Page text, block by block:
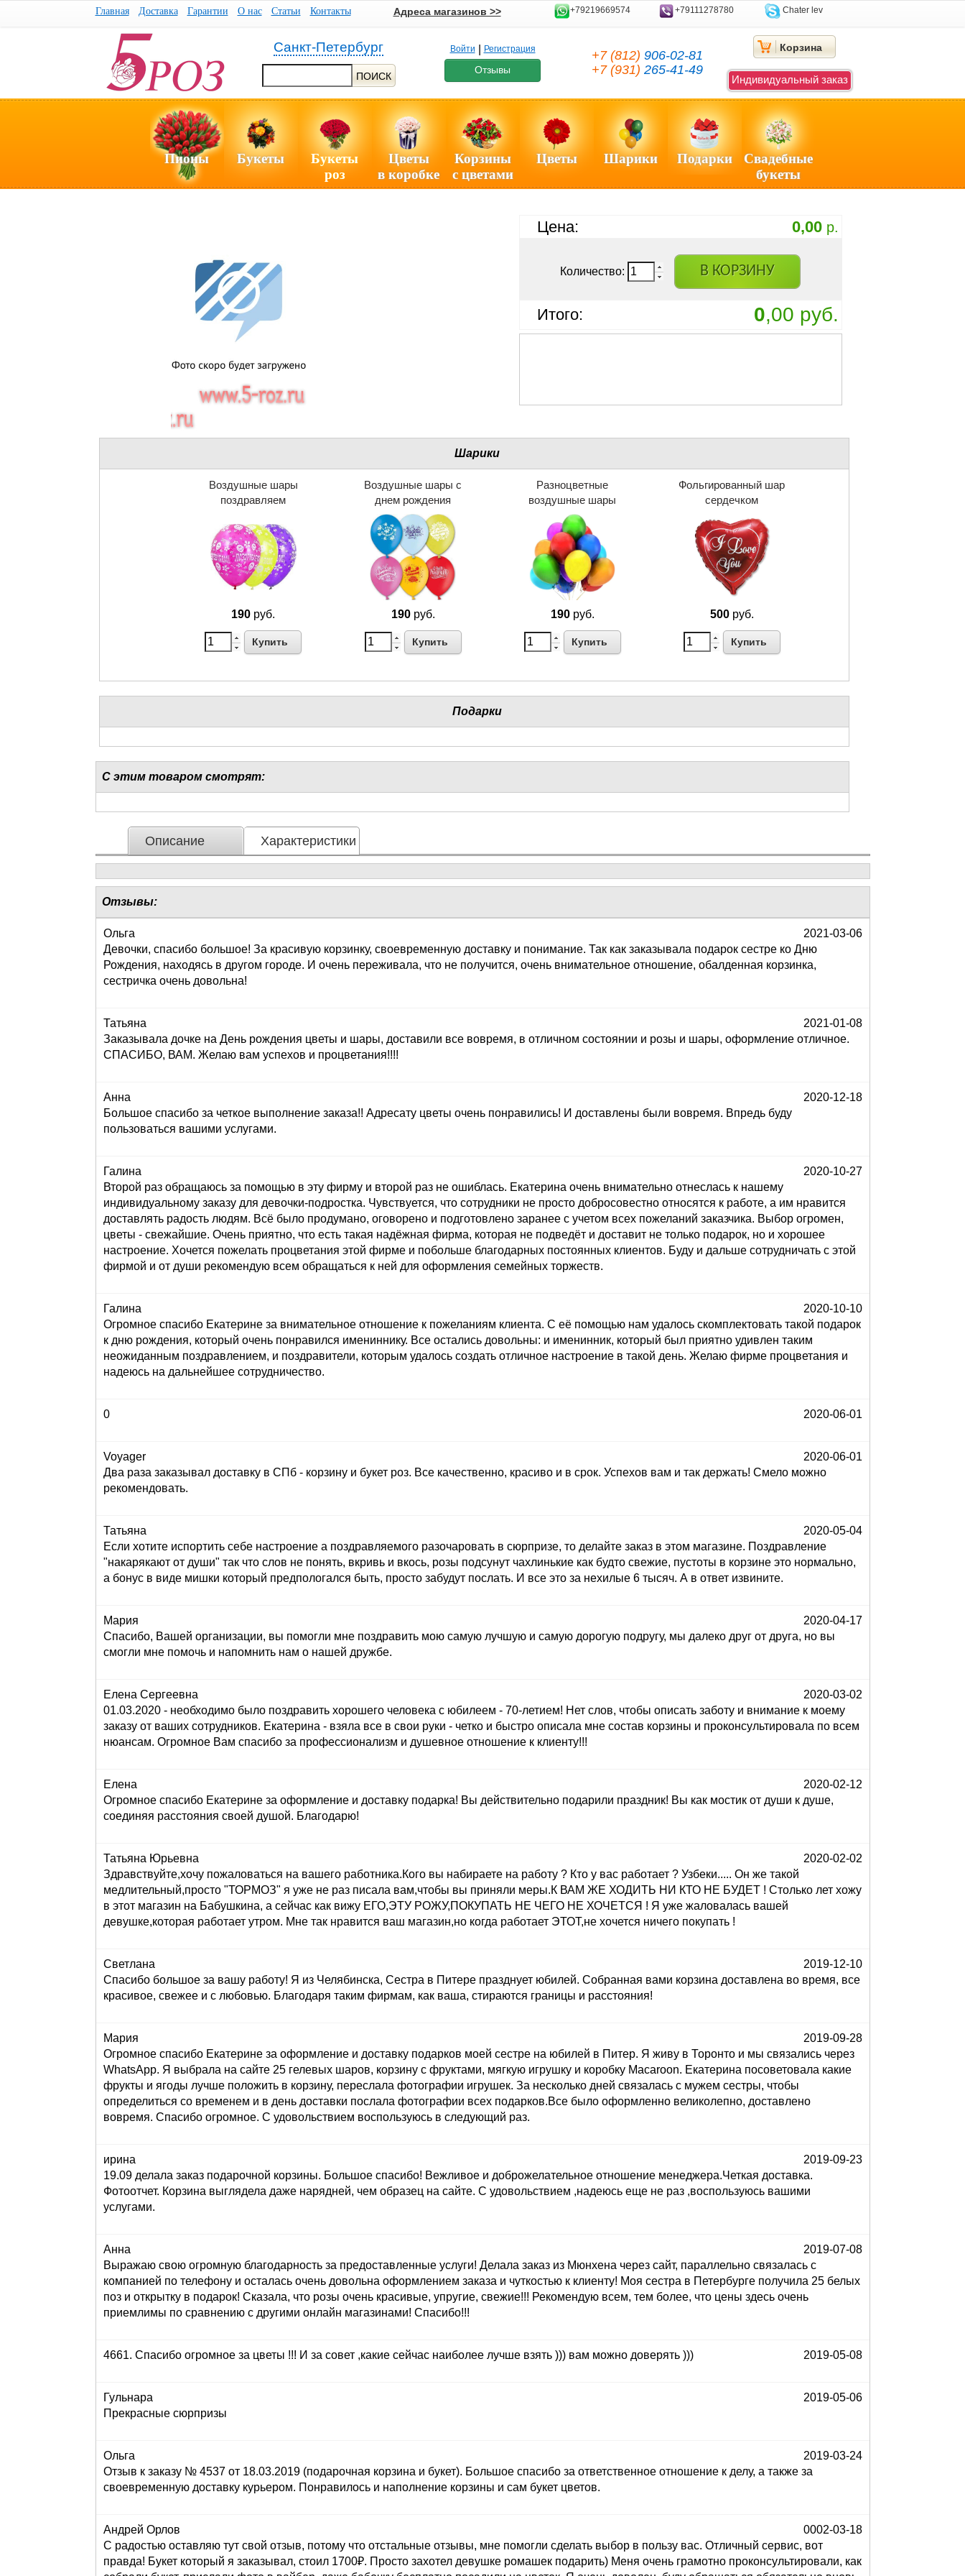
Главная Доставка Гарантии О нас Статьи Контакты Адреса магазинов >> +79219669574 +79111278780 Chater lev
Санкт-Петербург
ПОИСК
Войти Регистрация
Отзывы
+7 (812) 906-02-81
+7 (931) 265-41-49
Корзина
Индивидуальный заказ
Пионы Букеты
Букеты
роз
Цветы
в коробке
Корзины
с цветами
Цветы Шарики Подарки
Свадебные
букеты
Цена: 0,00р.
Количество: В КОРЗИНУ
Итого: 0,00 руб.
Шарики
Воздушные шары
поздравляем
190 руб.
Купить
Воздушные шары с
днем рождения
190руб.
Купить
Разноцветные
воздушные шары
190руб.
Купить
Фольгированный шар
сердечком
500руб.
Купить
Подарки
С этим товаром смотрят:
Описание Характеристики
Отзывы:
Ольга
2021-03-06
Девочки, спасибо большое! За красивую корзинку, своевременную доставку и понимание. Так как заказывала подарок сестре ко Дню
Рождения, находясь в другом городе. И очень переживала, что не получится, очень внимательное отношение, обалденная корзинка,
сестричка очень довольна!
Татьяна
2021-01-08
Заказывала дочке на День рождения цветы и шары, доставили все вовремя, в отличном состоянии и розы и шары, оформление отличное.
СПАСИБО, ВАМ. Желаю вам успехов и процветания!!!!
Анна
2020-12-18
Большое спасибо за четкое выполнение заказа!! Адресату цветы очень понравились! И доставлены были вовремя. Впредь буду
пользоваться вашими услугами.
Галина
2020-10-27
Второй раз обращаюсь за помощью в эту фирму и второй раз не ошиблась. Екатерина очень внимательно отнеслась к нашему
индивидуальному заказу для девочки-подростка. Чувствуется, что сотрудники не просто добросовестно относятся к работе, а им нравится
доставлять радость людям. Всё было продумано, оговорено и подготовлено заранее с учетом всех пожеланий заказчика. Выбор огромен,
цветы - свежайшие. Очень приятно, что есть такая надёжная фирма, которая не подведёт и доставит не только подарок, но и хорошее
настроение. Хочется пожелать процветания этой фирме и побольше благодарных постоянных клиентов. Буду и дальше сотрудничать с этой
фирмой и от души рекомендую всем обращаться к ней для оформления семейных торжеств.
Галина
2020-10-10
Огромное спасибо Екатерине за внимательное отношение к пожеланиям клиента. С её помощью нам удалось скомплектовать такой подарок
к дню рождения, который очень понравился имениннику. Все остались довольны: и именинник, который был приятно удивлен таким
неожиданным поздравлением, и поздравители, которым удалось создать отличное настроение в такой день. Желаю фирме процветания и
надеюсь на дальнейшее сотрудничество.
2020-06-01
0
Voyager
2020-06-01
Два раза заказывал доставку в СПб - корзину и букет роз. Все качественно, красиво и в срок. Успехов вам и так держать! Смело можно
рекомендовать.
Татьяна
2020-05-04
Если хотите испортить себе настроение а поздравляемого разочаровать в сюрпризе, то делайте заказ в этом магазине. Поздравление
"накарякают от души" так что слов не понять, вкривь и вкось, розы подсунут чахлинькие как будто свежие, пустоты в корзине это нормально,
а бонус в виде мишки который предпологался быть, просто забудут послать. И все это за нехилые 6 тысяч. А в ответ извините.
Мария
2020-04-17
Спасибо, Вашей организации, вы помогли мне поздравить мою самую лучшую и самую дорогую подругу, мы далеко друг от друга, но вы
смогли мне помочь и напомнить нам о нашей дружбе.
Елена Сергеевна
2020-03-02
01.03.2020 - необходимо было поздравить хорошего человека с юбилеем - 70-летием! Нет слов, чтобы описать заботу и внимание к моему
заказу от ваших сотрудников. Екатерина - взяла все в свои руки - четко и быстро описала мне состав корзины и проконсультировала по всем
нюансам. Огромное Вам спасибо за профессионализм и душевное отношение к клиенту!!!
Елена
2020-02-12
Огромное спасибо Екатерине за оформление и доставку подарка! Вы действительно подарили праздник! Вы как мостик от души к душе,
соединяя расстояния своей душой. Благодарю!
Татьяна Юрьевна
2020-02-02
Здравствуйте,хочу пожаловаться на вашего работника.Кого вы набираете на работу ? Кто у вас работает ? Узбеки..... Он же такой
медлительный,просто "ТОРМОЗ" я уже не раз писала вам,чтобы вы приняли меры.К ВАМ ЖЕ ХОДИТЬ НИ КТО НЕ БУДЕТ ! Столько лет хожу
в этот магазин на Бабушкина, а сейчас как вижу ЕГО,ЭТУ РОЖУ,ПОКУПАТЬ НЕ ЧЕГО НЕ ХОЧЕТСЯ ! Я уже жаловалась вашей
девушке,которая работает утром. Мне так нравится ваш магазин,но когда работает ЭТОТ,не хочется ничего покупать !
Светлана
2019-12-10
Спасибо большое за вашу работу! Я из Челябинска, Сестра в Питере празднует юбилей. Собранная вами корзина доставлена во время, все
красивое, свежее и с любовью. Благодаря таким фирмам, как ваша, стираются границы и расстояния!
Мария
2019-09-28
Огромное спасибо Екатерине за оформление и доставку подарков моей сестре на юбилей в Питер. Я живу в Торонто и мы связались через
WhatsApp. Я выбрала на сайте 25 гелевых шаров, корзину с фруктами, мягкую игрушку и коробку Macaroon. Екатерина посоветовала какие
фрукты и ягоды лучше положить в корзину, переслала фотографии игрушек. За несколько дней связалась с мужем сестры, чтобы
определиться со временем и в день доставки послала фотографии всех подарков.Все было оформленно великолепно, доставлено
вовремя. Спасибо огромное. С удовольствием воспользуюсь в следующий раз.
ирина
2019-09-23
19.09 делала заказ подарочной корзины. Большое спасибо! Вежливое и доброжелательное отношение менеджера.Четкая доставка.
Фотоотчет. Корзина выглядела даже нарядней, чем образец на сайте. С удовольствием ,надеюсь еще не раз ,воспользуюсь вашими
услугами.
Анна
2019-07-08
Выражаю свою огромную благодарность за предоставленные услуги! Делала заказ из Мюнхена через сайт, параллельно связалась с
компанией по телефону и осталась очень довольна оформлением заказа и чуткостью к клиенту! Моя сестра в Петербурге получила 25 белых
поз и открытку в подарок! Сказала, что розы очень красивые, упругие, свежие!!! Рекомендую всем, тем более, что цены здесь очень
приемлимы по сравнению с другими онлайн магазинами! Спасибо!!!
2019-05-08
4661. Спасибо огромное за цветы !!! И за совет ,какие сейчас наиболее лучше взять ))) вам можно доверять )))
Гульнара
2019-05-06
Прекрасные сюрпризы
Ольга
2019-03-24
Отзыв к заказу № 4537 от 18.03.2019 (подарочная корзина и букет). Большое спасибо за ответственное отношение к делу, а также за
своевременную доставку курьером. Понравилось и наполнение корзины и сам букет цветов.
Андрей Орлов
0002-03-18
С радостью оставляю тут свой отзыв, потому что отстальные отзывы, мне помогли сделать выбор в пользу вас. Отличный сервис, вот
правда! Букет который я заказывал, стоил 1700₽. Просто захотел девушке ромашек подарить) Меня очень грамотно проконсультировали, как